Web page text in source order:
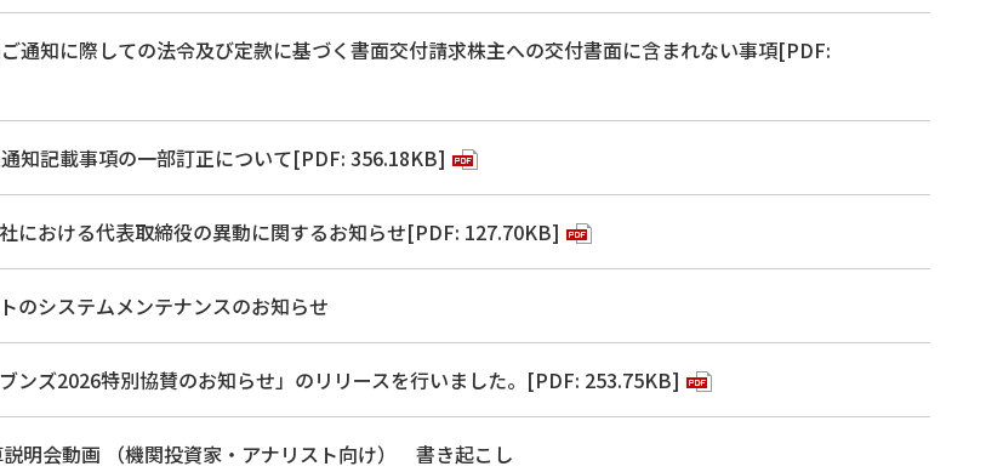
通知に際しての法令及び定款に基づく書面交付請求株主への交付書面に含まれない事項[PDF:
知記載事項の一部訂正について[PDF: 356.18KB]
における代表取締役の異動に関するお知らせ[PDF: 127.70KB]
のシステムメンテナンスのお知らせ
ンズ2026特別協賛のお知らせ」のリリースを行いました。[PDF: 253.75KB]
明会動画 （機関投資家・アナリスト向け） 書き起こし